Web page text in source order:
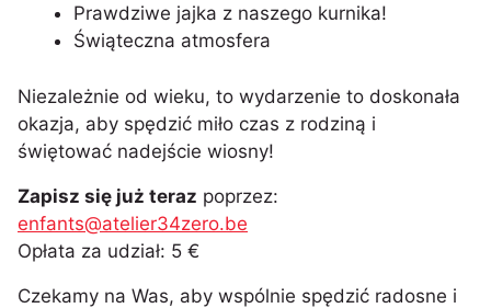
Prawdziwe jajka z naszego kurnika!
Świąteczna atmosfera
Niezależnie od wieku, to wydarzenie to doskonała
okazja, aby spędzić miło czas z rodziną i
świętować nadejście wiosny!
Zapisz się już teraz poprzez:
enfants@atelier34zero.be
Opłata za udział: 5 €
Czekamy na Was, aby wspólnie spędzić radosne i